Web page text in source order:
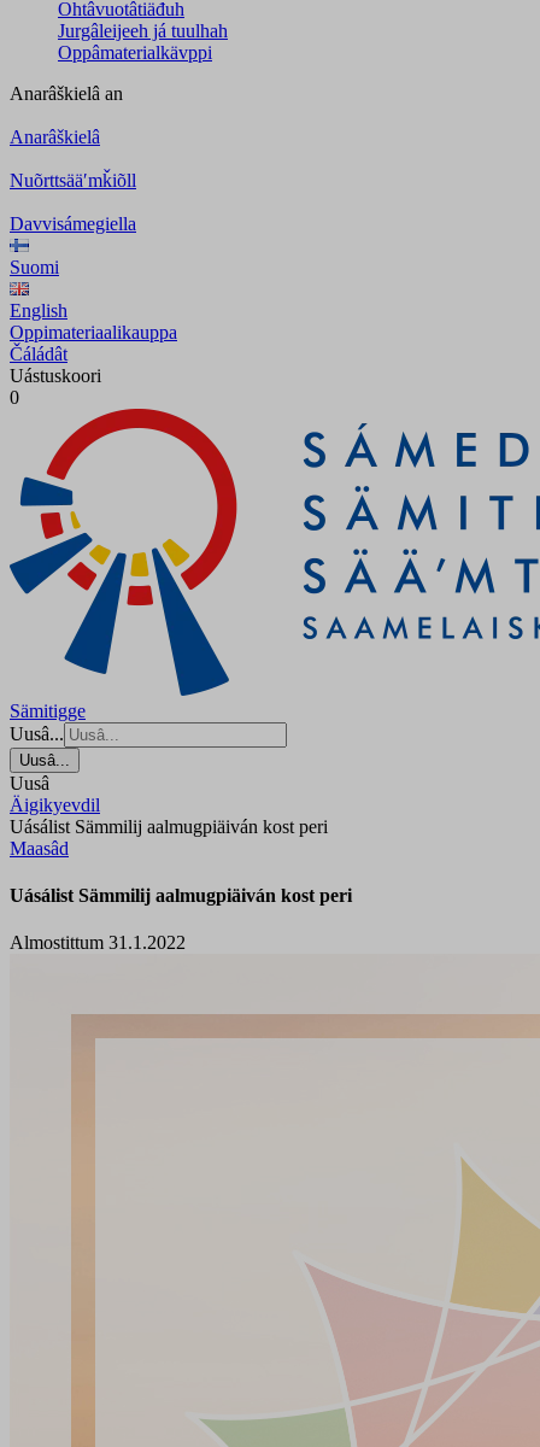
Ohtâvuotâtiäđuh
Jurgâleijeeh já tuulhah
Oppâmaterialkävppi
Anarâškielâ an
Anarâškielâ
Nuõrttsääʹmǩiõll
Davvisámegiella
Suomi
English
Oppimateriaalikauppa
Čáládât
Uástuskoori
0
Sämitigge
Uusâ...
Uusâ...
Uusâ
Äigikyevdil
Uásálist Sämmilij aalmugpiäiván kost peri
Maasâd
Uásálist Sämmilij aalmugpiäiván kost peri
Almostittum 31.1.2022